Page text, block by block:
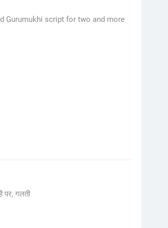
Gurumukhi script for two and more
पर, गलती